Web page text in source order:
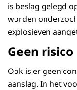
is beslag gelegd
worden
explosieven
Geen risico
Ook is er geen
aanslag. In het